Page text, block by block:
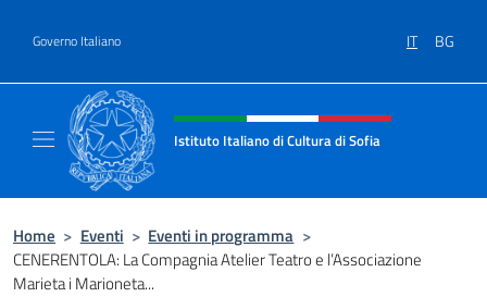
Governo Italiano IT BG
Intestazione sito, social e menù
Istituto Italiano di Cultura di Sofia
Home > Eventi > Eventi in programma >
CENERENTOLA: La Compagnia Atelier Teatro e l’Associazione
Marieta i Marioneta...